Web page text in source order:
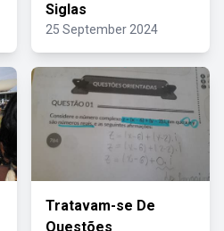
Siglas
25 September 2024
Tratavam-se De
Questões